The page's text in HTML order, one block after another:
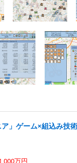
ア」ゲーム×組込み技
万円